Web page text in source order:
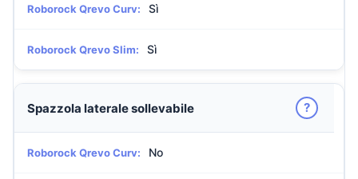
Roborock Qrevo Curv: Sì
Roborock Qrevo Slim: Sì
Spazzola laterale sollevabile ?
Roborock Qrevo Curv: No